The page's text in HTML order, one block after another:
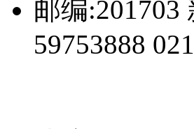
邮编:201703
59753888